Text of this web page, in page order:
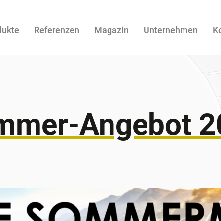
Referenzen Magazin Unternehmen
Angebot